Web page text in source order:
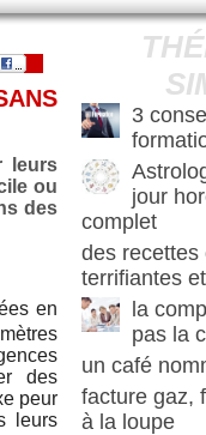
leurs
ou
des
en
des
peur
leurs
3
jour
complet
des recettes
terrifiantes
la
pas la
un café
facture gaz,
à la loupe